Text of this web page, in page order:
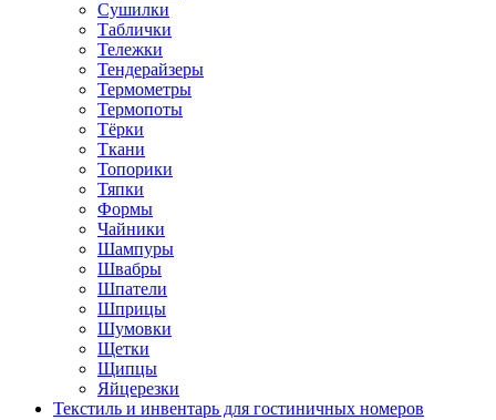
Сушилки
Таблички
Тележки
Тендерайзеры
Термометры
Термопоты
Тёрки
Ткани
Топорики
Тяпки
Формы
Чайники
Шампуры
Швабры
Шпатели
Шприцы
Шумовки
Щетки
Щипцы
Яйцерезки
Текстиль и инвентарь для гостиничных номеров